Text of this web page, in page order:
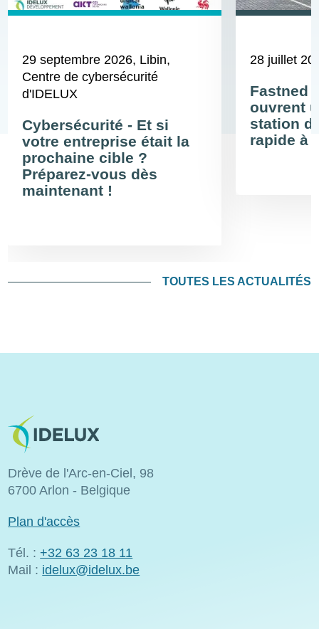
29 septembre 2026, Libin,
Centre de cybersécurité
d'IDELUX
Cybersécurité - Et si
votre entreprise était la
prochaine cible ?
Préparez-vous dès
maintenant !
28 juillet
Fastned
ouvrent
station
rapide à
TOUTES LES ACTUALITÉS
Image
Drève de l'Arc-en-Ciel, 98
6700 Arlon - Belgique
Plan d'accès
Tél. : +32 63 23 18 11
Mail : idelux@idelux.be